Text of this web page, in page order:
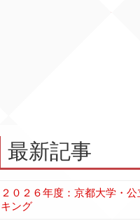
最新記事
２０２６年度：京都大学・
キング